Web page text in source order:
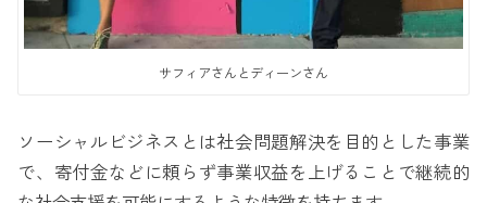
サフィアさんとディーンさん
ソーシャルビジネスとは社会問題解決を目的とした事業
で、寄付金などに頼らず事業収益を上げることで継続的